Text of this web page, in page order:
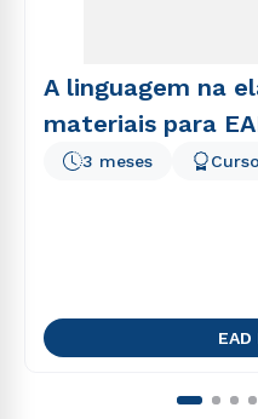
A linguagem na
materiais para
3 meses